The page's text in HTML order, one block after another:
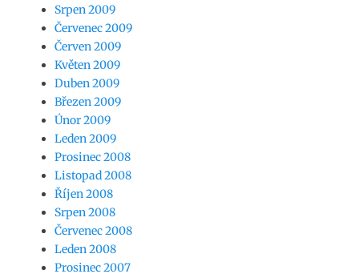
Srpen 2009
Červenec 2009
Červen 2009
Květen 2009
Duben 2009
Březen 2009
Únor 2009
Leden 2009
Prosinec 2008
Listopad 2008
Říjen 2008
Srpen 2008
Červenec 2008
Leden 2008
Prosinec 2007